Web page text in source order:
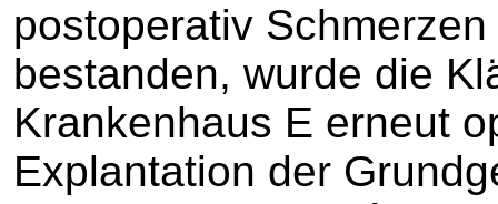
postoperativ
bestanden, wurde die
Krankenhaus E erneut
Explantation der